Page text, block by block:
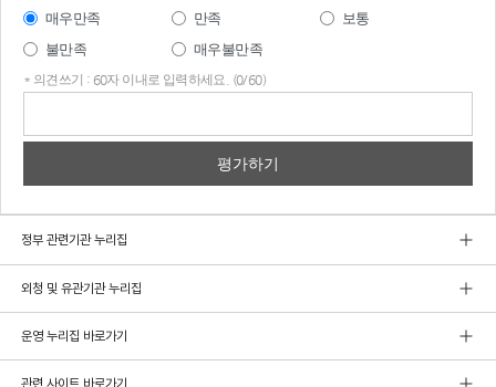
매우만족 만족
보통
불만족
매우불만족
* 의견쓰기 : 60자 이내로 입력하세요. (0/60)
정부 관련기관 누리집
외청 및 유관기관 누리집
운영 누리집 바로가기
관련 사이트 바로가기